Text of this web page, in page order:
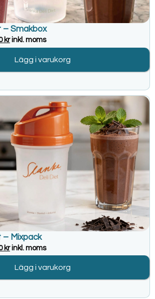
– Smakbox
krinkl. moms
Lägg i varukorg
– Mixpack
krinkl. moms
Lägg i varukorg